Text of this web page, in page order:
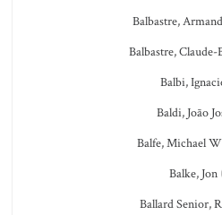
Balbastre,
Balbastre, Claude-
Balbi,
Baldi, João
Balfe, Michael
Balke, Jon
Ballard Senior,